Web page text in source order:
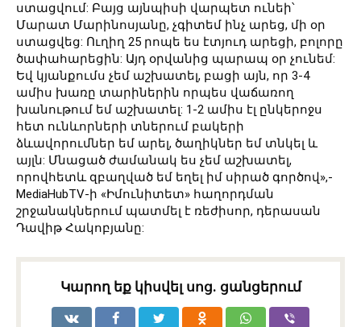
ստացվում: Բայց այնպիսի վարպետ ունեի՝
Մարատ Մարինոսյանը, չգիտեմ ինչ արեց, մի օր
ստացվեց: Ուղիղ 25 րոպե ես էտյուդ արեցի, բոլորը
ծափահարեցին: Այդ օրվանից պարապ օր չունեմ:
Եվ կյանքումս չեմ աշխատել, բացի այն, որ 3-4
ամիս խառը տարիներին որպես վաճառող
խանութում եմ աշխատել: 1-2 ամիս էլ ընկերոջս
հետ ունևորների տներում բակերի
ձևավորումներ եմ արել, ծաղիկներ եմ տնկել և
այլն: Մնացած ժամանակ ես չեմ աշխատել,
որովհետև զբաղված եմ եղել իմ սիրած գործով»,-
MediaHubTV-ի «Իմունիտետ» հաղորդման
շրջանակներում պատմել է ռեժիսոր, դերասան
Դավիթ Հակոբյանը:
Կարող եք կիսվել սոց․ ցանցերում